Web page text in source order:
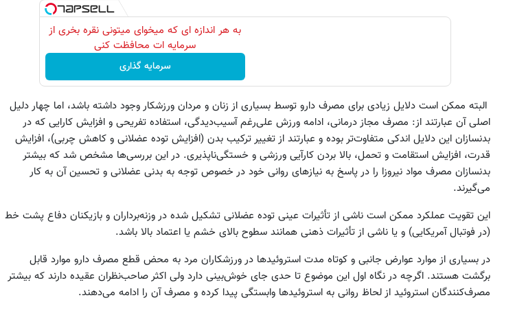
به هر اندازه ای که میخوای میتونی نقره بخری از
سرمایه ات محافظت کنی
سرمایه گذاری
البته ممکن است دلایل زیادی برای مصرف دارو توسط بسیاری از زنان و مردان ورزشکار وجود داشته باشد، اما چهار دلیل
اصلی آن عبارتند از: مصرف مجاز درمانی، ادامه ورزش علی‌رغم آسیب‌دیدگی، استفاده تفریحی و افزایش کارایی که در
بدنسازان این دلایل اندکی متفاوت‌تر بوده و عبارتند از تغییر ترکیب بدن (افزایش توده عضلانی و کاهش چربی)، افزایش
قدرت، افزایش استقامت و تحمل، بالا بردن کارآیی ورزشی و خستگی‌ناپذیری. در این بررسی‌ها مشخص شد که بیشتر
بدنسازان مصرف مواد نیروزا را در پاسخ به نیازهای روانی خود در خصوص توجه به بدنی عضلانی و تحسین آن به کار
می‌گیرند.
این تقویت عملکرد ممکن است ناشی از تأثیرات عینی توده عضلانی تشکیل شده در وزنه‌برداران و بازیکنان دفاع پشت خط
(در فوتبال آمریکایی) و یا ناشی از تأثیرات ذهنی همانند سطوح بالای خشم یا اعتماد بالا باشد.
در بسیاری از موارد عوارض جانبی و کوتاه مدت استروئیدها در ورزشکاران مرد به محض قطع مصرف دارو موارد قابل
برگشت هستند. اگرچه در نگاه اول این موضوع تا حدی جای خوش‌بینی دارد ولی اکثر صاحب‌نظران عقیده دارند که بیشتر
مصرف‌کنندگان استروئید از لحاظ روانی به استروئیدها وابستگی پیدا کرده و مصرف آن را ادامه می‌دهند.